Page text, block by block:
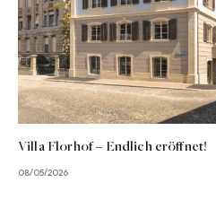
Villa Florhof – Endlich eröffnet!
08/05/2026